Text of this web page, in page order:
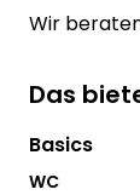
Wir
Das
Basics
WC